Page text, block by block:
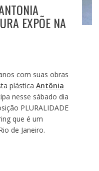
EXPÕE NA
com suas obras
plástica Antônia
nesse sábado dia
PLURALIDADE
que é um
de Janeiro.